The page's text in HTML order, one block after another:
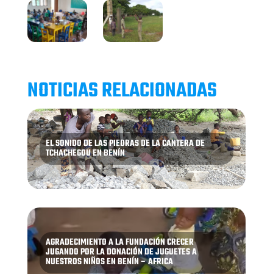
NOTICIAS RELACIONADAS
EL SONIDO DE LAS PIEDRAS DE LA CANTERA DE
TCHACHEGOU EN BENÍN
AGRADECIMIENTO A LA FUNDACIÓN CRECER
JUGANDO POR LA DONACIÓN DE JUGUETES A
NUESTROS NIÑOS EN BENÍN – AFRICA